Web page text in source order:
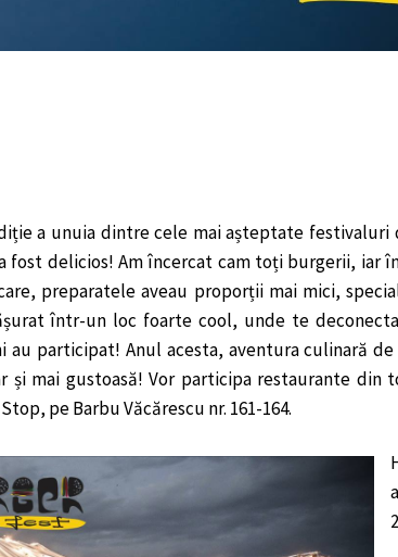
a unuia dintre cele mai așteptate
delicios! Am încercat cam toți burgerii, iar
preparatele aveau proporții mai mici,
într-un loc foarte cool, unde te
au participat! Anul acesta, aventura culinară
mai gustoasă! Vor participa restaurante din
pe Barbu Văcărescu nr. 161-164.